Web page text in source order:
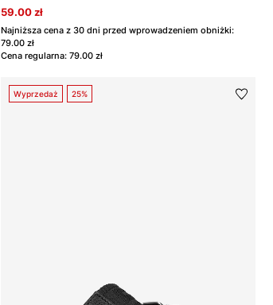
59.00 zł
Najniższa cena z 30 dni przed wprowadzeniem obniżki:
79.00 zł
Cena regularna: 79.00 zł
Wyprzedaż 25%